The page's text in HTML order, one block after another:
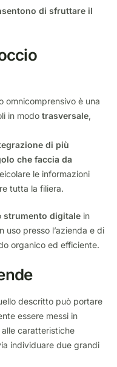
di sfruttare il
omnicomprensivo è una
in modo trasversale,
di più
che faccia da
le informazioni
tutta la filiera.
strumento digitale in
uso presso l’azienda e di
organico ed efficiente.
descritto può portare
essere messi in
caratteristiche
individuare due grandi